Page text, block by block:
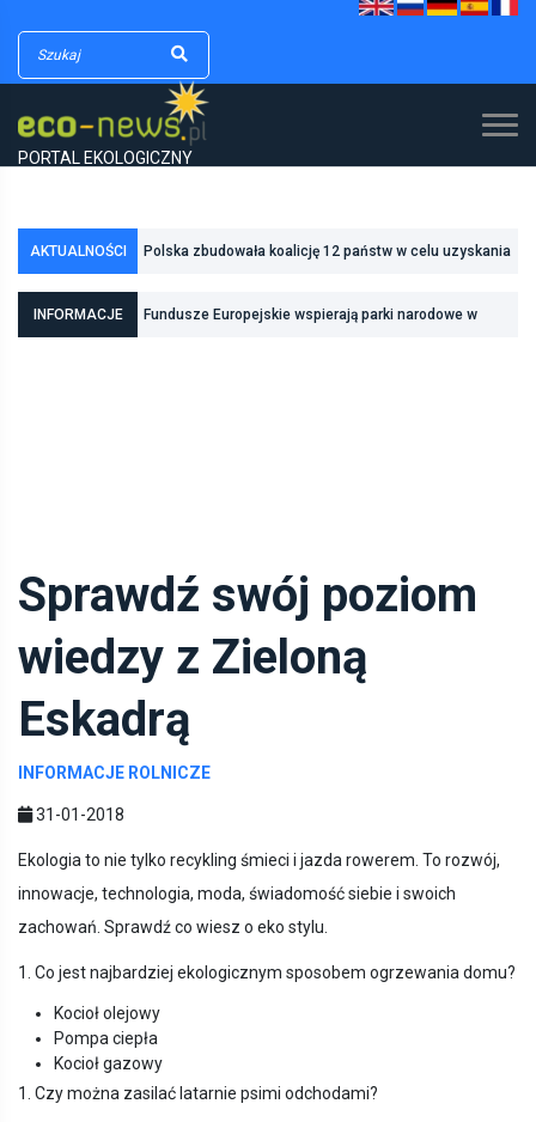
PORTAL EKOLOGICZNY
AKTUALNOŚCI
Poznań zwiększa odporność na zmiany klimatu dzięki
inwestycjom w zielono-niebieską infrastrukturę
dodatkowych środków na inwestycje w transformację
energetyczną
INFORMACJE Fundusze Europejskie wspierają parki narodowe w
Sprawdź swój poziom
wiedzy z Zieloną
Eskadrą
INFORMACJE ROLNICZE
31-01-2018
Ekologia to nie tylko recykling śmieci i jazda rowerem. To rozwój,
innowacje, technologia, moda, świadomość siebie i swoich
zachowań. Sprawdź co wiesz o eko stylu.
1. Co jest najbardziej ekologicznym sposobem ogrzewania domu?
Kocioł olejowy
Pompa ciepła
Kocioł gazowy
1. Czy można zasilać latarnie psimi odchodami?